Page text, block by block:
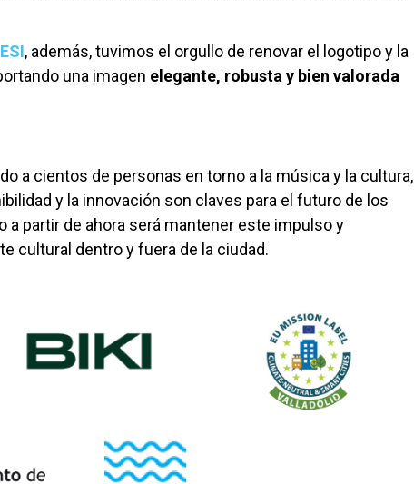
, además, tuvimos el orgullo de renovar el logotipo y la
una imagen elegante, robusta y bien valorada
a cientos de personas en torno a la música y la cultura,
y la innovación son claves para el futuro de los
a partir de ahora será mantener este impulso y
cultural dentro y fuera de la ciudad.